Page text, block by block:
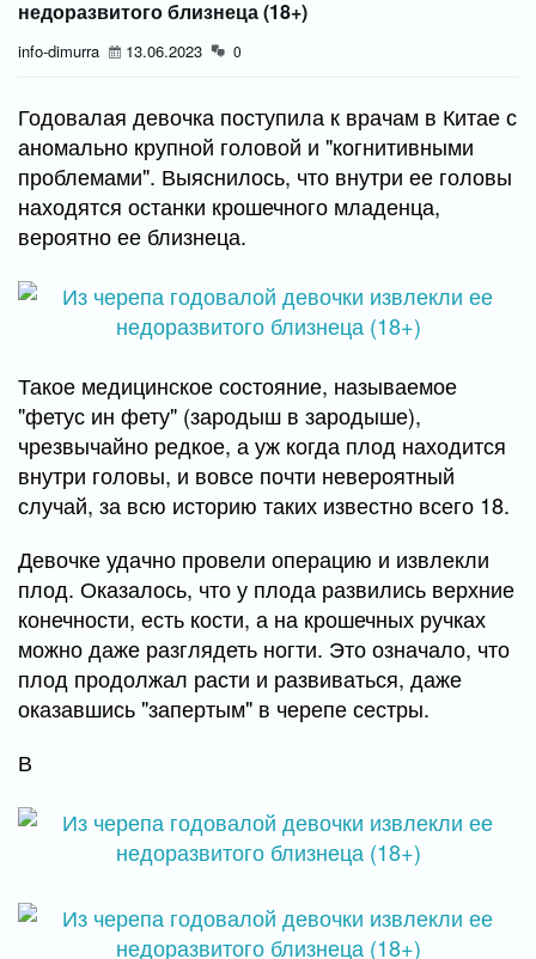
недоразвитого близнеца (18+)
info-dimurra 13.06.2023 0
Годовалая девочка поступила к врачам в Китае с
аномально крупной головой и "когнитивными
проблемами". Выяснилось, что внутри ее головы
находятся останки крошечного младенца,
вероятно ее близнеца.
Такое медицинское состояние, называемое
"фетус ин фету" (зародыш в зародыше),
чрезвычайно редкое, а уж когда плод находится
внутри головы, и вовсе почти невероятный
случай, за всю историю таких известно всего 18.
Девочке удачно провели операцию и извлекли
плод. Оказалось, что у плода развились верхние
конечности, есть кости, а на крошечных ручках
можно даже разглядеть ногти. Это означало, что
плод продолжал расти и развиваться, даже
оказавшись "запертым" в черепе сестры.
В